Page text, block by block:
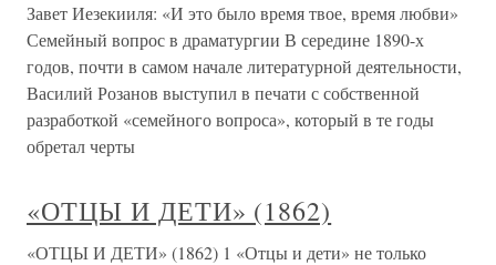
Завет Иезекииля: «И это было время твое, время любви»
Семейный вопрос в драматургии В середине 1890-х
годов, почти в самом начале литературной деятельности,
Василий Розанов выступил в печати с собственной
разработкой «семейного вопроса», который в те годы
обретал черты
«ОТЦЫ И ДЕТИ» (1862)
«ОТЦЫ И ДЕТИ» (1862) 1 «Отцы и дети» не только